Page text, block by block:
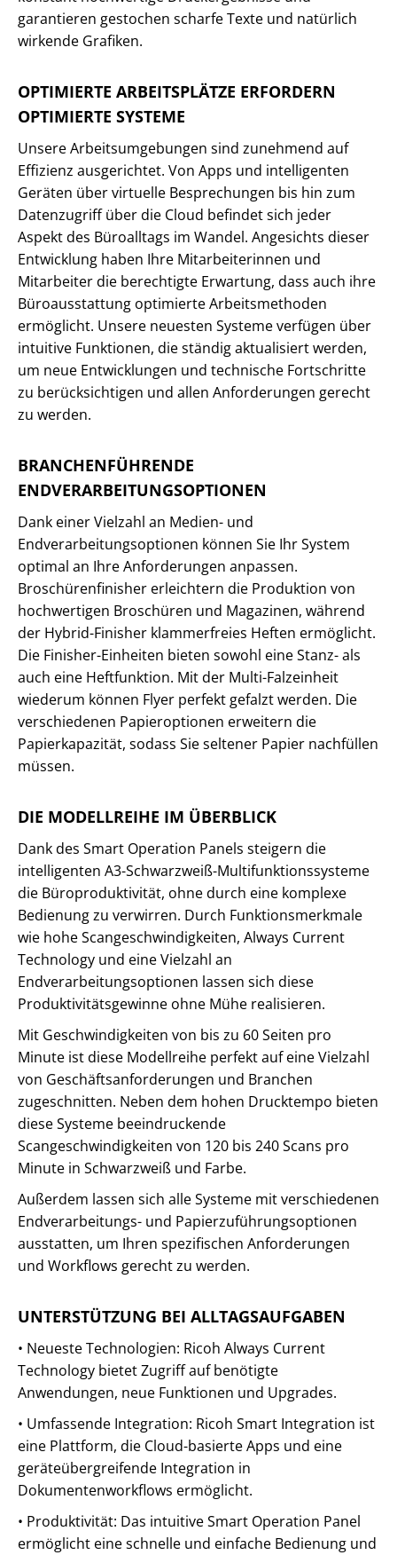
garantieren gestochen scharfe Texte und natürlich
wirkende Grafiken.
OPTIMIERTE ARBEITSPLÄTZE ERFORDERN
OPTIMIERTE SYSTEME
Unsere Arbeitsumgebungen sind zunehmend auf
Effizienz ausgerichtet. Von Apps und intelligenten
Geräten über virtuelle Besprechungen bis hin zum
Datenzugriff über die Cloud befindet sich jeder
Aspekt des Büroalltags im Wandel. Angesichts dieser
Entwicklung haben Ihre Mitarbeiterinnen und
Mitarbeiter die berechtigte Erwartung, dass auch ihre
Büroausstattung optimierte Arbeitsmethoden
ermöglicht. Unsere neuesten Systeme verfügen über
intuitive Funktionen, die ständig aktualisiert werden,
um neue Entwicklungen und technische Fortschritte
zu berücksichtigen und allen Anforderungen gerecht
zu werden.
BRANCHENFÜHRENDE
ENDVERARBEITUNGSOPTIONEN
Dank einer Vielzahl an Medien- und
Endverarbeitungsoptionen können Sie Ihr System
optimal an Ihre Anforderungen anpassen.
Broschürenfinisher erleichtern die Produktion von
hochwertigen Broschüren und Magazinen, während
der Hybrid-Finisher klammerfreies Heften ermöglicht.
Die Finisher-Einheiten bieten sowohl eine Stanz- als
auch eine Heftfunktion. Mit der Multi-Falzeinheit
wiederum können Flyer perfekt gefalzt werden. Die
verschiedenen Papieroptionen erweitern die
Papierkapazität, sodass Sie seltener Papier nachfüllen
müssen.
DIE MODELLREIHE IM ÜBERBLICK
Dank des Smart Operation Panels steigern die
intelligenten A3-Schwarzweiß-Multifunktionssysteme
die Büroproduktivität, ohne durch eine komplexe
Bedienung zu verwirren. Durch Funktionsmerkmale
wie hohe Scangeschwindigkeiten, Always Current
Technology und eine Vielzahl an
Endverarbeitungsoptionen lassen sich diese
Produktivitätsgewinne ohne Mühe realisieren.
Mit Geschwindigkeiten von bis zu 60 Seiten pro
Minute ist diese Modellreihe perfekt auf eine Vielzahl
von Geschäftsanforderungen und Branchen
zugeschnitten. Neben dem hohen Drucktempo bieten
diese Systeme beeindruckende
Scangeschwindigkeiten von 120 bis 240 Scans pro
Minute in Schwarzweiß und Farbe.
Außerdem lassen sich alle Systeme mit verschiedenen
Endverarbeitungs- und Papierzuführungsoptionen
ausstatten, um Ihren spezifischen Anforderungen
und Workflows gerecht zu werden.
UNTERSTÜTZUNG BEI ALLTAGSAUFGABEN
• Neueste Technologien: Ricoh Always Current
Technology bietet Zugriff auf benötigte
Anwendungen, neue Funktionen und Upgrades.
• Umfassende Integration: Ricoh Smart Integration ist
eine Plattform, die Cloud-basierte Apps und eine
geräteübergreifende Integration in
Dokumentenworkflows ermöglicht.
• Produktivität: Das intuitive Smart Operation Panel
ermöglicht eine schnelle und einfache Bedienung und